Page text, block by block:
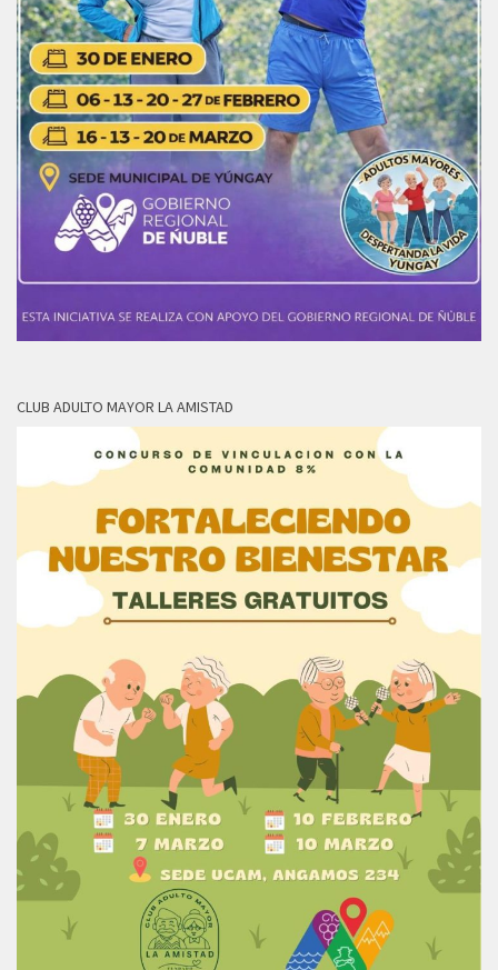
CLUB ADULTO MAYOR LA AMISTAD